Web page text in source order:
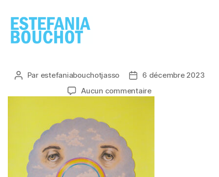
Auteur
l’article
Par estefaniabouchotjasso
Date
de
l’article
6 décembre 2023
Aucun commentairesur